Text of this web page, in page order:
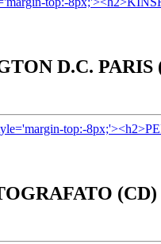
D.C. PARIS
(CD)